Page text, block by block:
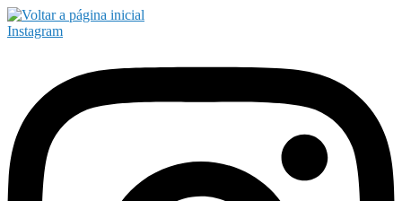
Instagram